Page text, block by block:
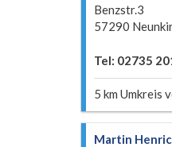
Benzstr.3
57290
Tel: 02735
5 km Umkreis
Martin